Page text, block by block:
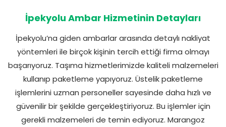
İpekyolu Ambar Hizmetinin Detayları
İpekyolu’na giden ambarlar arasında detaylı nakliyat
yöntemleri ile birçok kişinin tercih ettiği firma olmayı
başarıyoruz. Taşıma hizmetlerimizde kaliteli malzemeleri
kullanıp paketleme yapıyoruz. Üstelik paketleme
işlemlerini uzman personeller sayesinde daha hızlı ve
güvenilir bir şekilde gerçekleştiriyoruz. Bu işlemler için
gerekli malzemeleri de temin ediyoruz. Marangoz